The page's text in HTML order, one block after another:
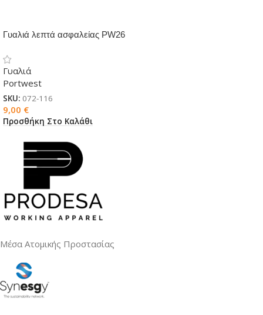
Γυαλιά λεπτά ασφαλείας PW26
Γυαλιά
Portwest
SKU: 072-116
9,00 €
Προσθήκη Στο Καλάθι
Μέσα Ατομικής Προστασίας